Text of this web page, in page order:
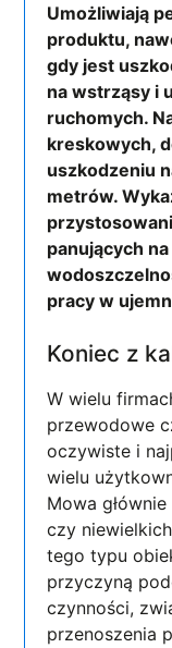
Umożliwiają
produktu,
gdy jest
na wstrząsy i
ruchomych.
kreskowych,
uszkodzeniu
metrów.
panujących
pracy w
Koniec z
W wielu
przewodowe
oczywiste i
wielu
Mowa
czy
tego typu
przyczyną
czynności,
przenoszenia